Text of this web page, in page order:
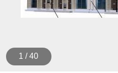
1 / 40